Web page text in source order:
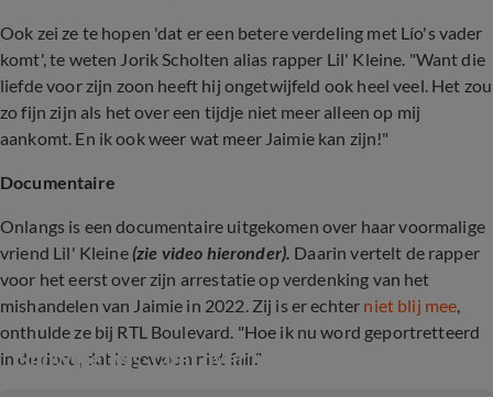
Ook zei ze te hopen 'dat er een betere verdeling met Lío's vader
komt', te weten Jorik Scholten alias rapper Lil' Kleine. "Want die
liefde voor zijn zoon heeft hij ongetwijfeld ook heel veel. Het zou
zo fijn zijn als het over een tijdje niet meer alleen op mij
aankomt. En ik ook weer wat meer Jaimie kan zijn!"
Documentaire
Onlangs is een documentaire uitgekomen over haar voormalige
vriend Lil' Kleine(zie video hieronder). Daarin vertelt de rapper
voor het eerst over zijn arrestatie op verdenking van het
mishandelen van Jaimie in 2022. Zij is er echter niet blij mee,
onthulde ze bij RTL Boulevard. "Hoe ik nu word geportretteerd
in de docu, dat is gewoon niet fair."
Shownieuws-tafel over heftige docu Jorik